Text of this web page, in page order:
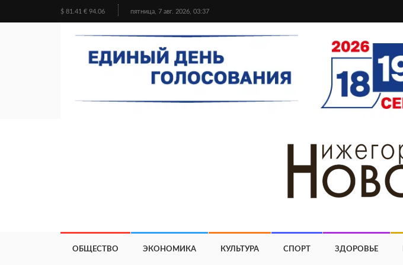
$ 81.41 € 94.06 пятница, 7 авг. 2026, 03:37
ОБЩЕСТВО ЭКОНОМИКА КУЛЬТУРА СПОРТ ЗДОРОВЬЕ